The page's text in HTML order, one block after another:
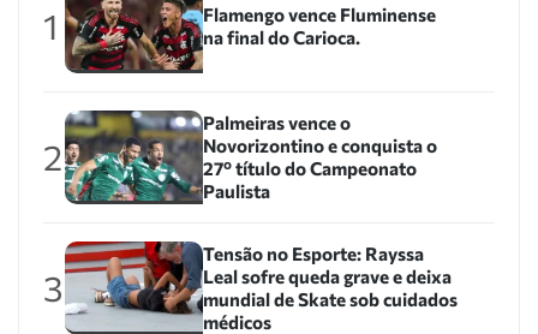
1
Flamengo vence Fluminense
na final do Carioca.
2
Palmeiras vence o
Novorizontino e conquista o
27º título do Campeonato
Paulista
3
Tensão no Esporte: Rayssa
Leal sofre queda grave e deixa
mundial de Skate sob cuidados
médicos